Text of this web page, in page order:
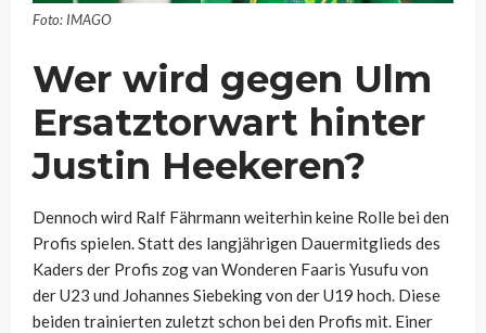
Foto: IMAGO
Wer wird gegen Ulm
Ersatztorwart hinter
Justin Heekeren?
Dennoch wird Ralf Fährmann weiterhin keine Rolle bei den
Profis spielen. Statt des langjährigen Dauermitglieds des
Kaders der Profis zog van Wonderen Faaris Yusufu von
der U23 und Johannes Siebeking von der U19 hoch. Diese
beiden trainierten zuletzt schon bei den Profis mit. Einer